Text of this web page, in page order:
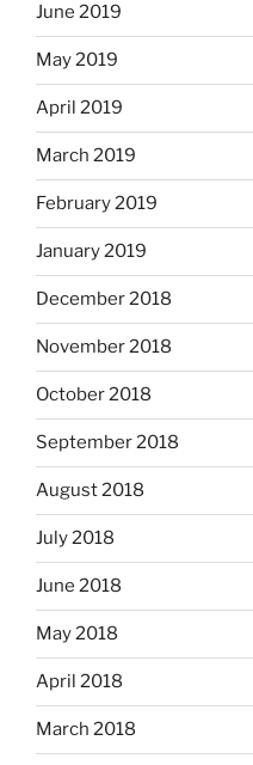
June 2019
May 2019
April 2019
March 2019
February 2019
January 2019
December 2018
November 2018
October 2018
September 2018
August 2018
July 2018
June 2018
May 2018
April 2018
March 2018